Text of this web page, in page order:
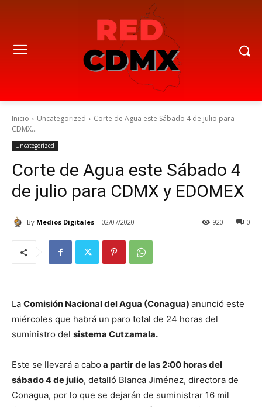
Inicio Uncategorized
Corte de Agua este Sábado 4 de julio para
CDMX...
Uncategorized
Corte de Agua este Sábado 4
de julio para CDMX y EDOMEX
By Medios Digitales 02/07/2020 0
920
La Comisión Nacional del Agua (Conagua) anunció este
miércoles que habrá un paro total de 24 horas del
suministro del sistema Cutzamala.
Este se llevará a cabo a partir de las 2:00 horas del
sábado 4 de julio, detalló Blanca Jiménez, directora de
Conagua, por lo que se dejarán de suministrar 16 mil